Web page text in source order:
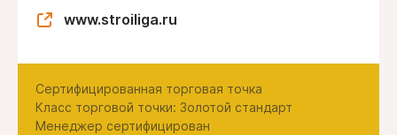
www.stroiliga.ru
Сертифицированная торговая точка
Класс торговой точки: Золотой стандарт
Менеджер сертифицирован